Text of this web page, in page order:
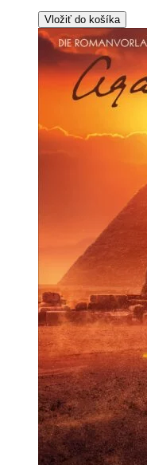
Vložiť do košíka